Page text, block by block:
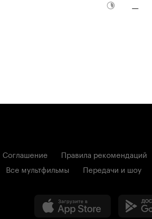
—
Соглашение Правила рекомендаций
Все мультфильмы
Передачи и шоу